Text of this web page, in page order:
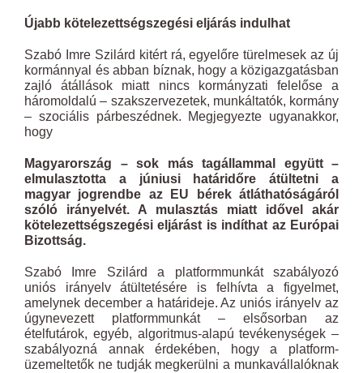
Újabb kötelezettségszegési eljárás indulhat
Szabó Imre Szilárd kitért rá, egyelőre türelmesek az új
kormánnyal és abban bíznak, hogy a közigazgatásban
zajló átállások miatt nincs kormányzati felelőse a
háromoldalú – szakszervezetek, munkáltatók, kormány
– szociális párbeszédnek. Megjegyezte ugyanakkor,
hogy
Magyarország – sok más tagállammal együtt –
elmulasztotta a júniusi határidőre átültetni a
magyar jogrendbe az EU bérek átláthatóságáról
szóló irányelvét. A mulasztás miatt idővel akár
kötelezettségszegési eljárást is indíthat az Európai
Bizottság.
Szabó Imre Szilárd a platformmunkát szabályozó
uniós irányelv átültetésére is felhívta a figyelmet,
amelynek december a határideje. Az uniós irányelv az
úgynevezett platformmunkát – elsősorban az
ételfutárok, egyéb, algoritmus-alapú tevékenységek –
szabályozná annak érdekében, hogy a platform-
üzemeltetők ne tudják megkerülni a munkavállalóknak